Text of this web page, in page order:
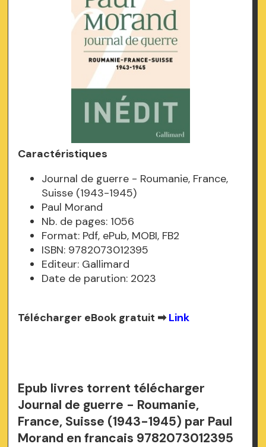
Caractéristiques
Journal de guerre - Roumanie, France,
Suisse (1943-1945)
Paul Morand
Nb. de pages: 1056
Format: Pdf, ePub, MOBI, FB2
ISBN: 9782073012395
Editeur: Gallimard
Date de parution: 2023
Télécharger eBook gratuit ➡Link
Epub livres torrent télécharger
Journal de guerre - Roumanie,
France, Suisse (1943-1945) par Paul
Morand en francais 9782073012395